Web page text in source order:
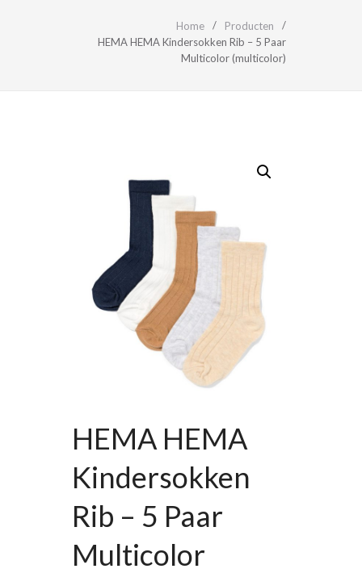
Home
Producten
HEMA HEMA Kindersokken Rib – 5 Paar
Multicolor (multicolor)
HEMA HEMA
Kindersokken
Rib – 5 Paar
Multicolor